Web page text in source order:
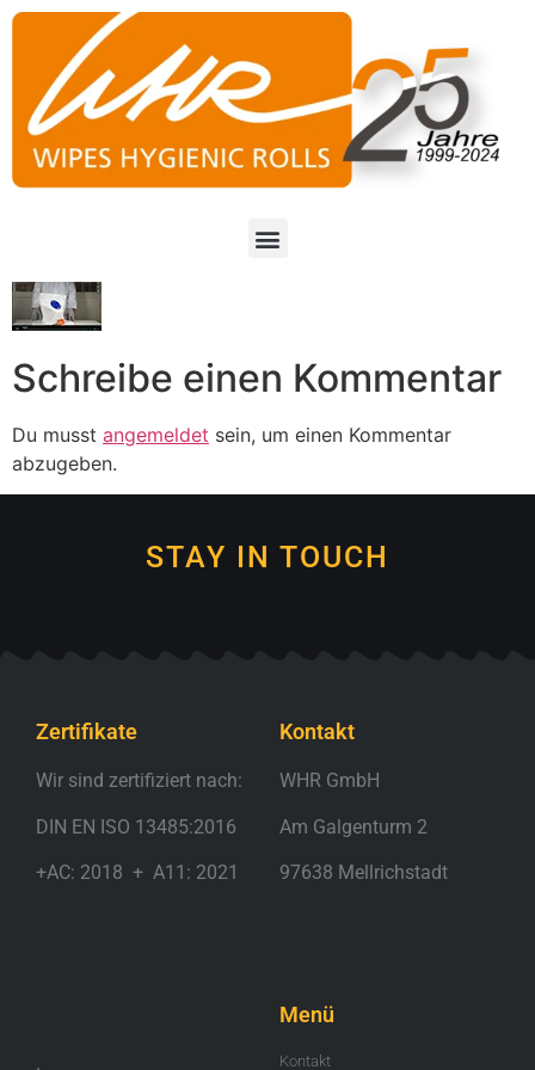
Schreibe einen Kommentar
Du musst angemeldet sein, um einen Kommentar
abzugeben.
STAY IN TOUCH
Zertifikate
Wir sind zertifiziert nach:
DIN EN ISO 13485:2016
+AC: 2018 + A11: 2021
Kontakt
WHR GmbH
Am Galgenturm 2
97638 Mellrichstadt
.
Menü
Kontakt